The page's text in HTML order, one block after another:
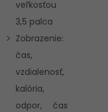
veľkosťou
3,5 palca
Zobrazenie:
čas,
vzdialenosť,
kalória,
odpor, čas